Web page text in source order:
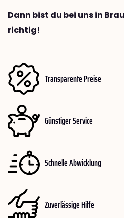
Dann bist du bei uns in
richtig!
Transparente Preise
Günstiger Service
Schnelle Abwicklung
Zuverlässige Hilfe